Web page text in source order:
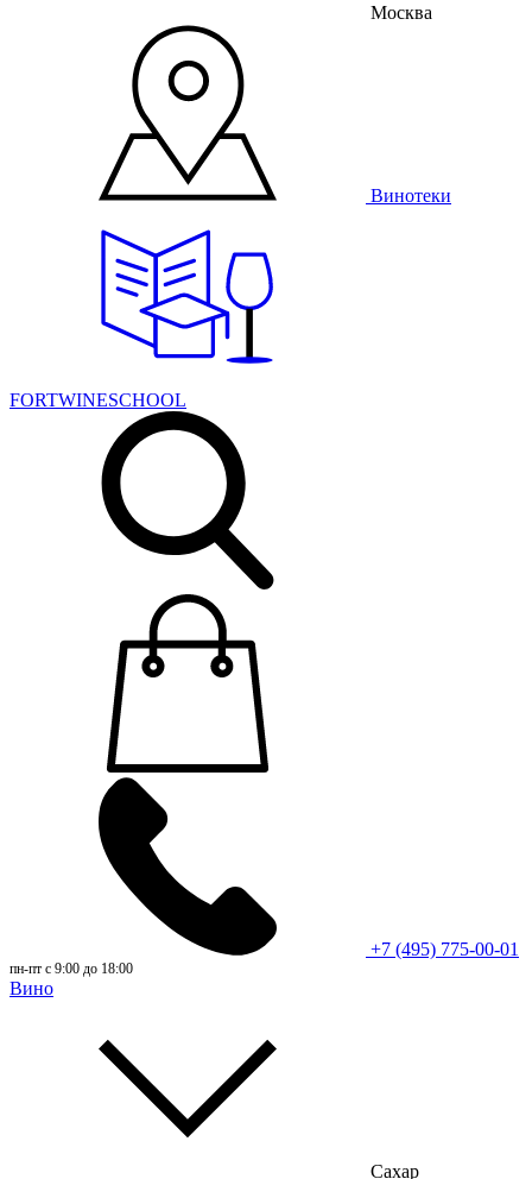
Москва
Винотеки
FORTWINESCHOOL
+7 (495) 775-00-01
пн-пт с 9:00 до 18:00
Вино
Сахар